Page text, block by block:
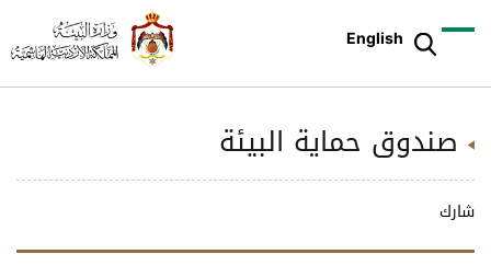
English
صندوق حماية البيئة
شارك